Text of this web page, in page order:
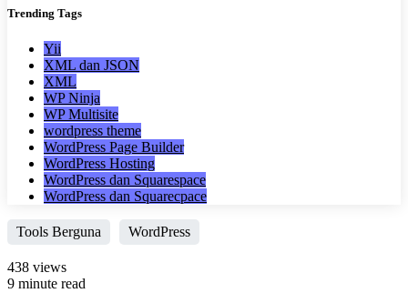
Trending Tags
Yii
XML dan JSON
XML
WP Ninja
WP Multisite
wordpress theme
WordPress Page Builder
WordPress Hosting
WordPress dan Squarespace
WordPress dan Squarecpace
Tools Berguna WordPress
438 views
9 minute read